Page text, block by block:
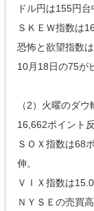
ドル円は155円台
ＳＫＥＷ指数は
恐怖と欲望指数
10月18日の75が
（2）火曜のダ
16,662ポイント反
ＳＯＸ指数は68
伸。
ＶＩＸ指数は
ＮＹＳＥの売買